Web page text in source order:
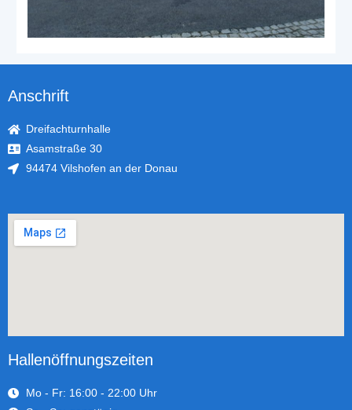
Anschrift
Dreifachturnhalle
Asamstraße 30
94474 Vilshofen an der Donau
Hallenöffnungszeiten
Mo - Fr: 16:00 - 22:00 Uhr